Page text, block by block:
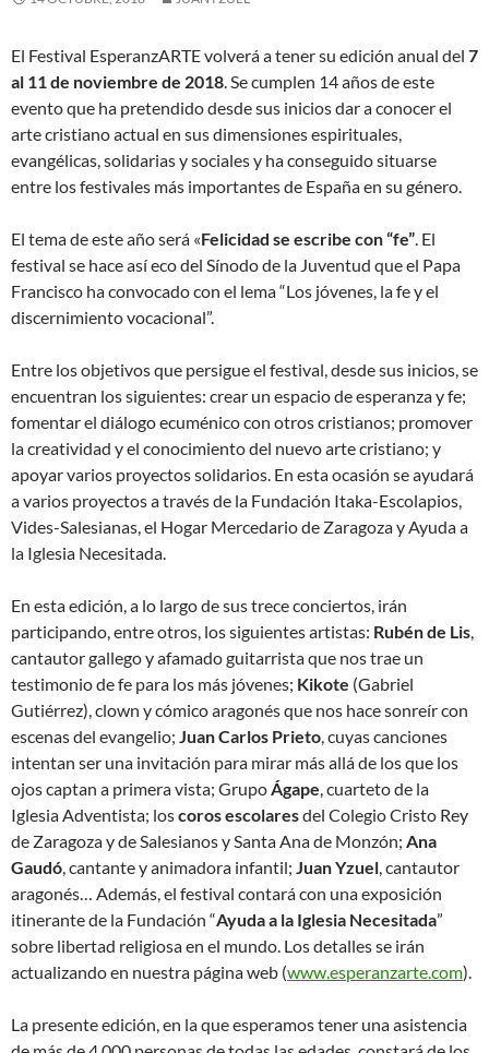
El Festival EsperanzARTE volverá a tener su edición anual del 7
al 11 de noviembre de 2018. Se cumplen 14 años de este
evento que ha pretendido desde sus inicios dar a conocer el
arte cristiano actual en sus dimensiones espirituales,
evangélicas, solidarias y sociales y ha conseguido situarse
entre los festivales más importantes de España en su género.
El tema de este año será «Felicidad se escribe con “fe”. El
festival se hace así eco del Sínodo de la Juventud que el Papa
Francisco ha convocado con el lema “Los jóvenes, la fe y el
discernimiento vocacional”.
Entre los objetivos que persigue el festival, desde sus inicios, se
encuentran los siguientes: crear un espacio de esperanza y fe;
fomentar el diálogo ecuménico con otros cristianos; promover
la creatividad y el conocimiento del nuevo arte cristiano; y
apoyar varios proyectos solidarios. En esta ocasión se ayudará
a varios proyectos a través de la Fundación Itaka-Escolapios,
Vides-Salesianas, el Hogar Mercedario de Zaragoza y Ayuda a
la Iglesia Necesitada.
En esta edición, a lo largo de sus trece conciertos, irán
participando, entre otros, los siguientes artistas: Rubén de Lis,
cantautor gallego y afamado guitarrista que nos trae un
testimonio de fe para los más jóvenes; Kikote (Gabriel
Gutiérrez), clown y cómico aragonés que nos hace sonreír con
escenas del evangelio; Juan Carlos Prieto, cuyas canciones
intentan ser una invitación para mirar más allá de los que los
ojos captan a primera vista; GrupoÁgape, cuarteto de la
Iglesia Adventista; loscorosescolaresdel Colegio Cristo Rey
de Zaragoza y de Salesianos y Santa Ana de Monzón; Ana
Gaudó, cantante y animadora infantil; Juan Yzuel, cantautor
aragonés… Además, el festival contará con una exposición
itinerante de la Fundación “Ayuda a la Iglesia Necesitada”
sobre libertad religiosa en el mundo. Los detalles se irán
actualizando en nuestra página web (www.esperanzarte.com).
La presente edición, en la que esperamos tener una asistencia